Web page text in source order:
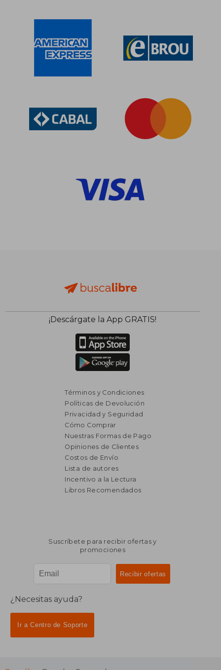
¡Descárgate la App GRATIS!
Términos y Condiciones
Políticas de Devolución
Privacidad y Seguridad
Cómo Comprar
Nuestras Formas de Pago
Opiniones de Clientes
Costos de Envío
Lista de autores
Incentivo a la Lectura
Libros Recomendados
Suscríbete para recibir ofertas y
promociones
¿Necesitas ayuda?
Ir a Centro de Soporte